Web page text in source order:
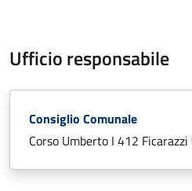
Ufficio responsabile
Consiglio Comunale
Corso Umberto I 412